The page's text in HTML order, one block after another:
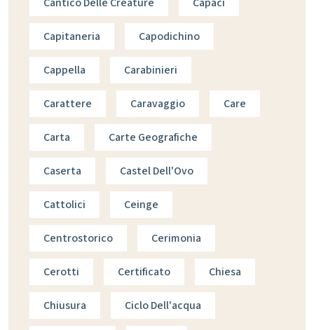
Capitaneria Capodichino
Cappella Carabinieri
Carattere Caravaggio Care
Carta Carte Geografiche
Caserta Castel Dell'Ovo
Cattolici Ceinge
Centrostorico Cerimonia
Cerotti Certificato Chiesa
Chiusura Ciclo Dell'acqua